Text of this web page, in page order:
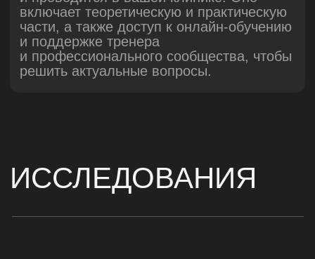
Политика обработки персональных данных
Согласие на обработку персональных данных
Согласие на получение рекламно-
информационных сообщений
Согласие на обработку персональных данных
для регистрации на обучение, демонстрацию
или мероприятие